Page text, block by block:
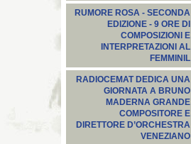
RUMORE ROSA - SECONDA
EDIZIONE - 9 ORE DI
COMPOSIZIONI E
INTERPRETAZIONI AL
FEMMINIL
RADIOCEMAT DEDICA UNA
GIORNATA A BRUNO
MADERNA GRANDE
COMPOSITORE E
DIRETTORE D’ORCHESTRA
VENEZIANO